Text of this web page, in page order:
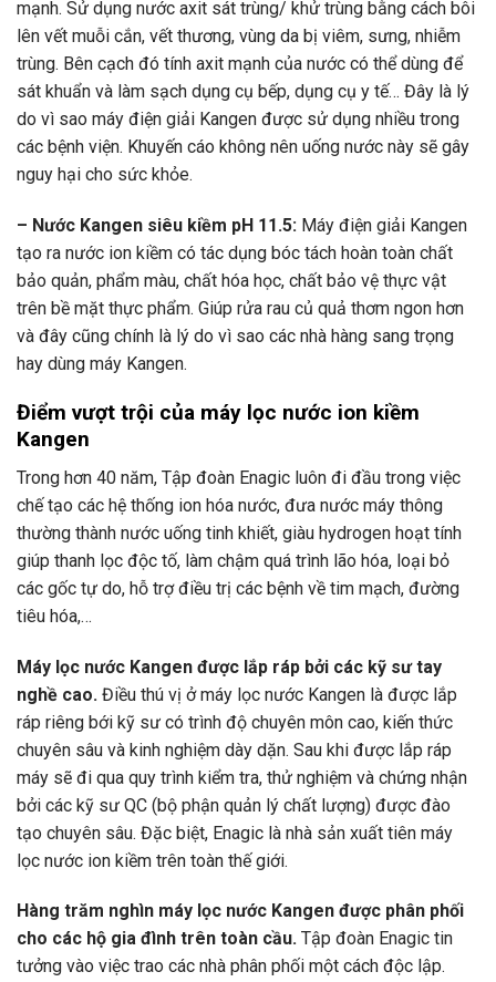
mạnh. Sử dụng nước axit sát trùng/ khử trùng bằng cách bôi
lên vết muỗi cắn, vết thương, vùng da bị viêm, sưng, nhiễm
trùng. Bên cạch đó tính axit mạnh của nước có thể dùng để
sát khuẩn và làm sạch dụng cụ bếp, dụng cụ y tế… Đây là lý
do vì sao máy điện giải Kangen được sử dụng nhiều trong
các bệnh viện. Khuyến cáo không nên uống nước này sẽ gây
nguy hại cho sức khỏe.
– Nước Kangen siêu kiềm pH 11.5: Máy điện giải Kangen
tạo ra nước ion kiềm có tác dụng bóc tách hoàn toàn chất
bảo quản, phẩm màu, chất hóa học, chất bảo vệ thực vật
trên bề mặt thực phẩm. Giúp rửa rau củ quả thơm ngon hơn
và đây cũng chính là lý do vì sao các nhà hàng sang trọng
hay dùng máy Kangen.
Điểm vượt trội của máy lọc nước ion kiềm
Kangen
Trong hơn 40 năm, Tập đoàn Enagic luôn đi đầu trong việc
chế tạo các hệ thống ion hóa nước, đưa nước máy thông
thường thành nước uống tinh khiết, giàu hydrogen hoạt tính
giúp thanh lọc độc tố, làm chậm quá trình lão hóa, loại bỏ
các gốc tự do, hỗ trợ điều trị các bệnh về tim mạch, đường
tiêu hóa,…
Máy lọc nước Kangen được lắp ráp bởi các kỹ sư tay
nghề cao. Điều thú vị ở máy lọc nước Kangen là được lắp
ráp riêng bới kỹ sư có trình độ chuyên môn cao, kiến thức
chuyên sâu và kinh nghiệm dày dặn. Sau khi được lắp ráp
máy sẽ đi qua quy trình kiểm tra, thử nghiệm và chứng nhận
bởi các kỹ sư QC (bộ phận quản lý chất lượng) được đào
tạo chuyên sâu. Đặc biệt, Enagic là nhà sản xuất tiên máy
lọc nước ion kiềm trên toàn thế giới.
Hàng trăm nghìn máy lọc nước Kangen được phân phối
cho các hộ gia đình trên toàn cầu. Tập đoàn Enagic tin
tưởng vào việc trao các nhà phân phối một cách độc lập.